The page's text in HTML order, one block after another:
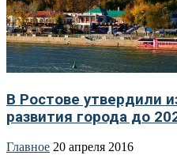
В Ростове утвердили
развития города до
Главное 20 апреля 2016